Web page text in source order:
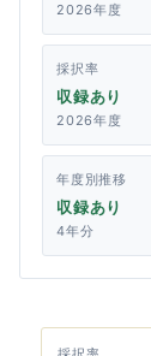
2026年度
採択率
収録あり
2026年度
年度別推移
収録あり
4年分